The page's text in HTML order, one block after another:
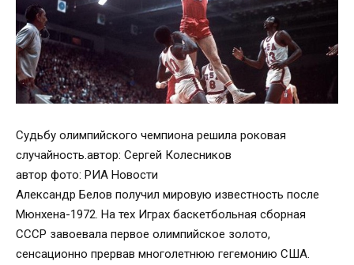
Судьбу олимпийского чемпиона решила роковая
случайность.автор: Сергей Колесников
автор фото: РИА Новости
Александр Белов получил мировую известность после
Мюнхена-1972. На тех Играх баскетбольная сборная
СССР завоевала первое олимпийское золото,
сенсационно прервав многолетнюю гегемонию США.